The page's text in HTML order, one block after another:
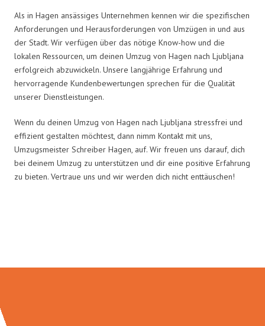
Als in Hagen ansässiges Unternehmen kennen wir die spezifischen
Anforderungen und Herausforderungen von Umzügen in und aus
der Stadt. Wir verfügen über das nötige Know-how und die
lokalen Ressourcen, um deinen Umzug von Hagen nach Ljubljana
erfolgreich abzuwickeln. Unsere langjährige Erfahrung und
hervorragende Kundenbewertungen sprechen für die Qualität
unserer Dienstleistungen.
Wenn du deinen Umzug von Hagen nach Ljubljana stressfrei und
effizient gestalten möchtest, dann nimm Kontakt mit uns,
Umzugsmeister Schreiber Hagen, auf. Wir freuen uns darauf, dich
bei deinem Umzug zu unterstützen und dir eine positive Erfahrung
zu bieten. Vertraue uns und wir werden dich nicht enttäuschen!